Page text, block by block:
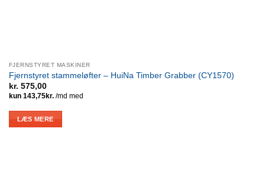
FJERNSTYRET MASKINER
Fjernstyret stammeløfter – HuiNa Timber Grabber (CY1570)
kr. 575,00
LÆS MERE